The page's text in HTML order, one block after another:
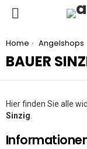
You are here:
Home Angelshops
BAUER
Hier finden Sie alle
Sinzig